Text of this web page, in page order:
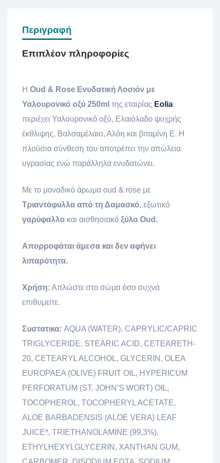
Περιγραφή
Επιπλέον πληροφορίες
H Oud & Rose Ενυδατική Λοσιόν με
Υαλουρονικό οξύ 250ml της εταιρίας Eolia
περιέχει Υαλουρονικό οξύ, Ελαιόλαδο ψυχρής
έκθλιψης, Βαλσαμέλαιο, Αλόη και βιταμίνη Ε. Η
πλούσια σύνθεση του αποτρέπει την απώλεια
υγρασίας ενώ παράλληλα ενυδατώνει.
Με το μοναδικό άρωμα oud & rose με
Τριαντάφυλλα από τη Δαμασκό, εξωτικό
γαρύφαλλο και αισθησιακό ξύλο Oud.
Απορροφάται άμεσα και δεν αφήνει
λιπαρότητα.
Χρήση: Απλώστε στο σώμα όσο συχνά
επιθυμείτε.
Συστατικα: AQUA (WATER), CAPRYLIC/CAPRIC
TRIGLYCERIDE, STEARIC ACID, CETEARETH-
20, CETEARYL ALCOHOL, GLYCERIN, OLEA
EUROPAEA (OLIVE) FRUIT OIL, HYPERICUM
PERFORATUM (ST. JOHN’S WORT) OIL,
TOCOPHEROL, TOCOPHERYL ACETATE,
ALOE BARBADENSIS (ALOE VERA) LEAF
JUICE*, TRIETHANOLAMINE (99,3%),
ETHYLHEXYLGLYCERIN, XANTHAN GUM,